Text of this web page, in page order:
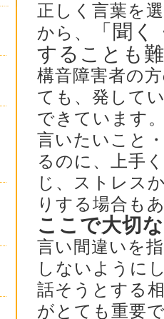
正しく言葉を
から、
「聞
することも
構音障害者の
ても、発して
できています
言いたいこと
るのに、上手
じ、ストレス
りする場合も
ここで大切
言い間違いを
しないように
話そうとする
がとても重要